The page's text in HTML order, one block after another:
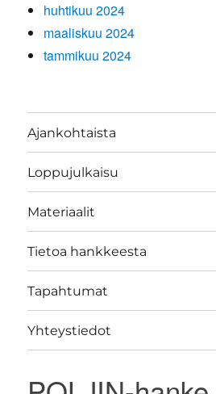
huhtikuu 2024
maaliskuu 2024
tammikuu 2024
Ajankohtaista
Loppujulkaisu
Materiaalit
Tietoa hankkeesta
Tapahtumat
Yhteystiedot